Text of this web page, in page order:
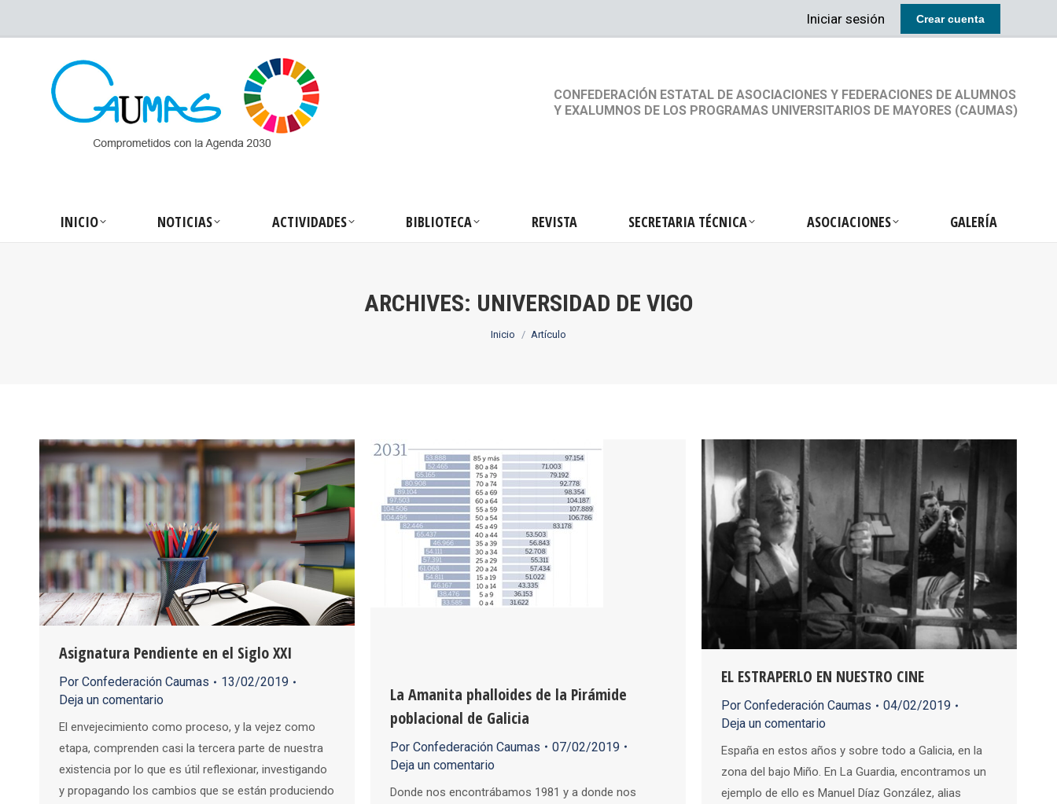
Iniciar sesión Crear cuenta
CONFEDERACIÓN ESTATAL DE ASOCIACIONES Y FEDERACIONES DE ALUMNOS
Y EXALUMNOS DE LOS PROGRAMAS UNIVERSITARIOS DE MAYORES (CAUMAS)
INICIO NOTICIAS ACTIVIDADES BIBLIOTECA REVISTA SECRETARIA TÉCNICA ASOCIACIONES GALERÍA
ARCHIVES: UNIVERSIDAD DE VIGO
Estás aquí:
Inicio Artículo
Asignatura Pendiente en el Siglo XXI
Por Confederación Caumas
13/02/2019
Deja un comentario
El envejecimiento como proceso, y la vejez como
etapa, comprenden casi la tercera parte de nuestra
existencia por lo que es útil reflexionar, investigando
y propagando los cambios que se están produciendo
La Amanita phalloides de la Pirámide
poblacional de Galicia
Por Confederación Caumas
07/02/2019
Deja un comentario
Donde nos encontrábamos 1981 y a donde nos
EL ESTRAPERLO EN NUESTRO CINE
Por Confederación Caumas
04/02/2019
Deja un comentario
España en estos años y sobre todo a Galicia, en la
zona del bajo Miño. En La Guardia, encontramos un
ejemplo de ello es Manuel Díaz González, alias